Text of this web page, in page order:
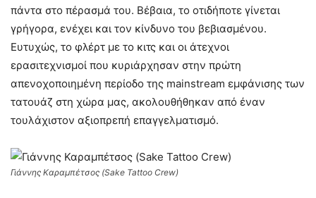
πάντα στο πέρασμά του. Βέβαια, το οτιδήποτε γίνεται
γρήγορα, ενέχει και τον κίνδυνο του βεβιασμένου.
Ευτυχώς, το φλέρτ με το κιτς και οι άτεχνοι
ερασιτεχνισμοί που κυριάρχησαν στην πρώτη
απενοχοποιημένη περίοδο της mainstream εμφάνισης των
τατουάζ στη χώρα μας, ακολουθήθηκαν από έναν
τουλάχιστον αξιοπρεπή επαγγελματισμό.
Γιάννης Καραμπέτσος (Sake Tattoo Crew)